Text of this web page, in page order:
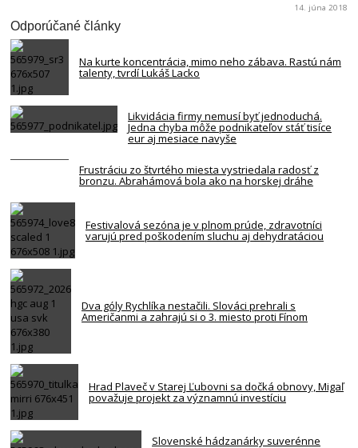
14. júna 2018
Odporúčané články
Na kurte koncentrácia, mimo neho zábava. Rastú nám
talenty, tvrdí Lukáš Lacko
Likvidácia firmy nemusí byť jednoduchá.
Jedna chyba môže podnikateľov stáť tisíce
eur aj mesiace navyše
Frustráciu zo štvrtého miesta vystriedala radosť z
bronzu. Abrahámová bola ako na horskej dráhe
Festivalová sezóna je v plnom prúde, zdravotníci
varujú pred poškodením sluchu aj dehydratáciou
Dva góly Rychlíka nestačili. Slováci prehrali s
Američanmi a zahrajú si o 3. miesto proti Fínom
Hrad Plaveč v Starej Ľubovni sa dočká obnovy, Migaľ
považuje projekt za významnú investíciu
Slovenské hádzanárky suverénne